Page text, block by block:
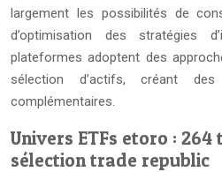
largement les possibilités de
d’optimisation des stratégies
plateformes adoptent des
sélection d’actifs, créant des
complémentaires.
Univers ETFs etoro :
sélection trade republic